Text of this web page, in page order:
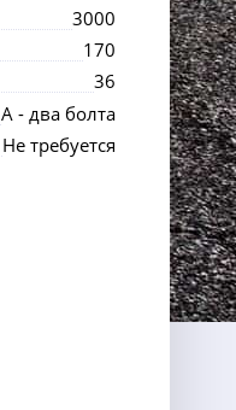
3000
170
36
А - два болта
Не требуется